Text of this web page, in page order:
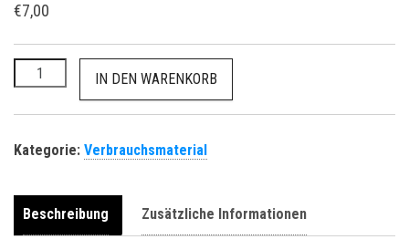
€7,00
Etikettenband 24mm x 8m schwarz auf weiß - Hausmarke
IN DEN WARENKORB
Kategorie: Verbrauchsmaterial
Beschreibung Zusätzliche Informationen